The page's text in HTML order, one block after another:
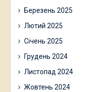
Березень 2025
Лютий 2025
Січень 2025
Грудень 2024
Листопад 2024
Жовтень 2024